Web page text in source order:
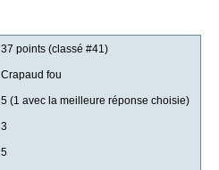
37 points (classé #41 )
Crapaud fou
5 (1 avec la meilleure réponse choisie)
3
5